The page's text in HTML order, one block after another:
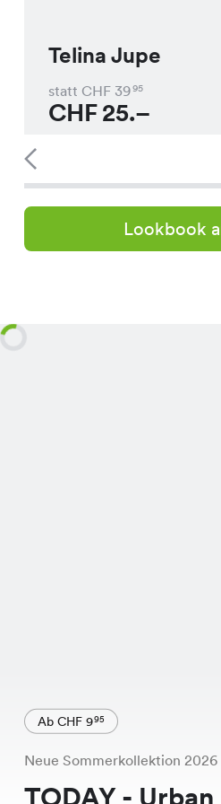
Telina Jupe
statt CHF 3995
CHF25.–
Lookbook
Ab CHF 995
Neue Sommerkollektion 2026
TODAY -